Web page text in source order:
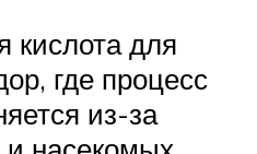
кислота для
где процесс
из-за